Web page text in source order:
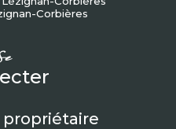
Corbières
se
propriétaire